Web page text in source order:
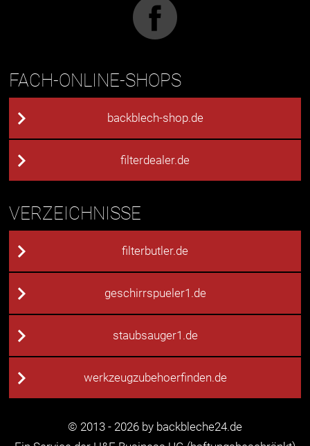
FACH-ONLINE-SHOPS
backblech-shop.de
filterdealer.de
VERZEICHNISSE
filterbutler.de
geschirrspueler1.de
staubsauger1.de
werkzeugzubehoerfinden.de
© 2013 - 2026 by backbleche24.de